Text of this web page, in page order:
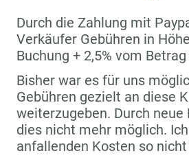
Durch die Zahlung mit
Verkäufer Gebühren in
Buchung + 2,5% vom Betrag
Bisher war es für uns
Gebühren gezielt an diese
weiterzugeben. Durch neue
dies nicht mehr möglich.
anfallenden Kosten so